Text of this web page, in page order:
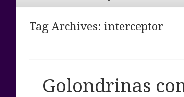
Tag Archives: interceptor
Golondrinas